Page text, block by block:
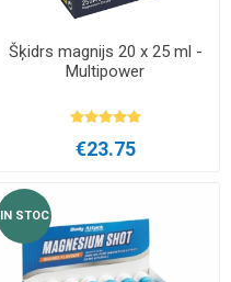
Šķidrs magnijs 20 x 25 ml -
Multipower
€23.75
IN STOC